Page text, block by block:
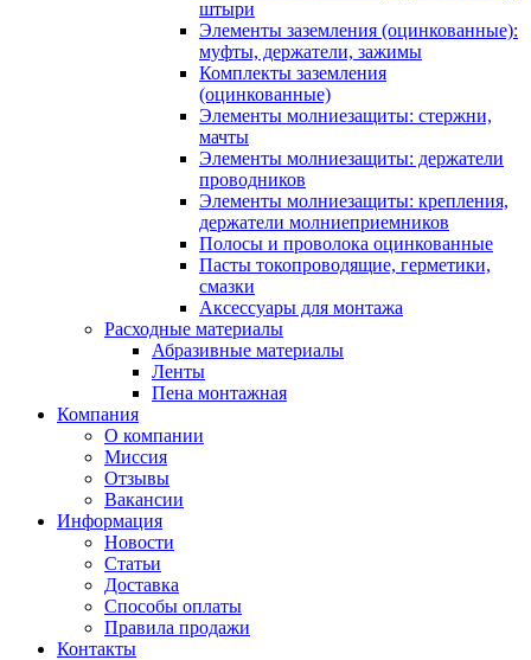
штыри
Элементы заземления (оцинкованные):
муфты, держатели, зажимы
Комплекты заземления
(оцинкованные)
Элементы молниезащиты: стержни,
мачты
Элементы молниезащиты: держатели
проводников
Элементы молниезащиты: крепления,
держатели молниеприемников
Полосы и проволока оцинкованные
Пасты токопроводящие, герметики,
смазки
Аксессуары для монтажа
Расходные материалы
Абразивные материалы
Ленты
Пена монтажная
Компания
О компании
Миссия
Отзывы
Вакансии
Информация
Новости
Статьи
Доставка
Способы оплаты
Правила продажи
Контакты